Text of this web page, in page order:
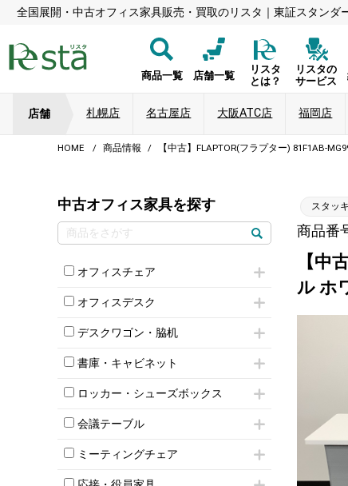
全国展開・中古オフィス家具販売・買取のリスタ｜東証スタン
商品一覧 店舗一覧
リスタ
とは？
リスタの
サービス
店舗 札幌店 名古屋店 大阪ATC店 福岡店
HOME 商品情報 【中古】FLAPTOR(フラプター) 81F1AB-
中古オフィス家具を探す
オフィスチェア
肘付きチェア
肘無しチェア
役員チェア
オフィスチェアその他
オフィスデスク
片袖机
フリーアドレスデスク（ベンチデスク）
昇降デスク
両袖机
デスクワゴン・脇机
インワゴン2段
インワゴン3段
脇机
書庫・キャビネット
ハイキャビネット
ローキャビネット
両開きキャビネット
上下連結キャビネット
ロッカー・シューズボックス
1人用ロッカー
2人用ロッカー
3人用ロッカー
会議テーブル
ミーティングテーブル
スタッキングテーブル
ネスティングテーブル
ミーティングチェア
キャスター付きミーティングチェア
スタッ
商品番
【中
ル ホ